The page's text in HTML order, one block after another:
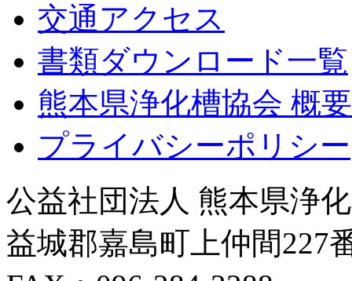
交通アクセス
書類ダウンロード一覧
熊本県浄化槽協会 概要
プライバシーポリシー
公益社団法人 熊本県浄
益城郡嘉島町上仲間